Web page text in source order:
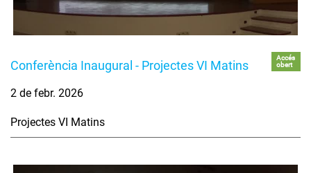
Conferència Inaugural - Projectes VI Matins
Accés
obert
2 de febr. 2026
Projectes VI Matins